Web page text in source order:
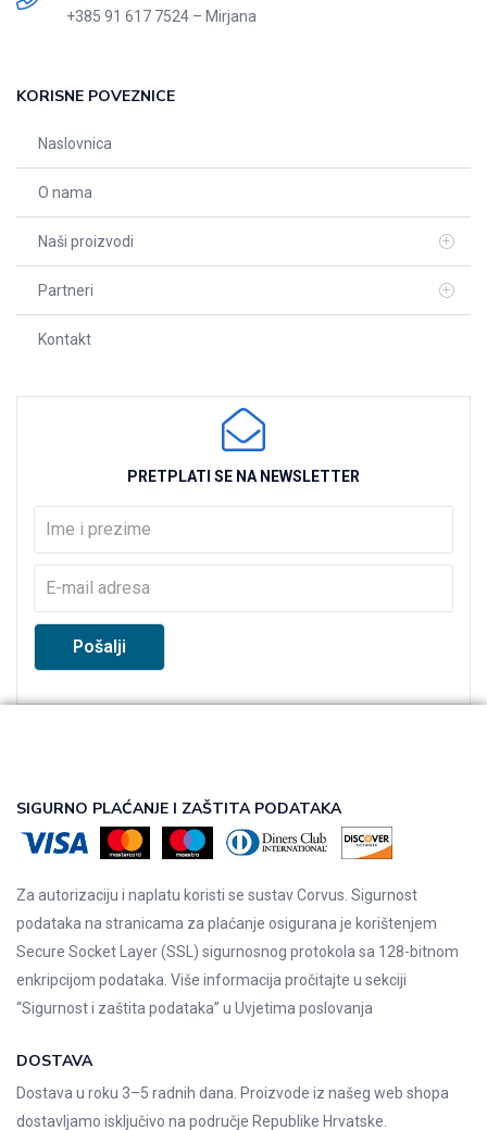
+385 91 617 7524 – Mirjana
KORISNE POVEZNICE
Naslovnica
O nama
Naši proizvodi
Partneri
Kontakt
PRETPLATI SE NA NEWSLETTER
SIGURNO PLAĆANJE I ZAŠTITA PODATAKA
Za autorizaciju i naplatu koristi se sustav Corvus. Sigurnost
podataka na stranicama za plaćanje osigurana je korištenjem
Secure Socket Layer (SSL) sigurnosnog protokola sa 128-bitnom
enkripcijom podataka. Više informacija pročitajte u sekciji
“Sigurnost i zaštita podataka” u Uvjetima poslovanja
DOSTAVA
Dostava u roku 3–5 radnih dana. Proizvode iz našeg web shopa
dostavljamo isključivo na područje Republike Hrvatske.